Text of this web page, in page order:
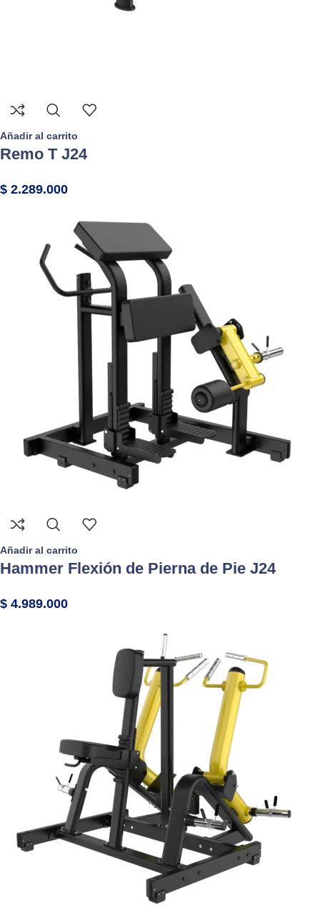
Añadir al carrito
Remo T J24
$ 2.289.000
Añadir al carrito
Hammer Flexión de Pierna de Pie J24
$ 4.989.000